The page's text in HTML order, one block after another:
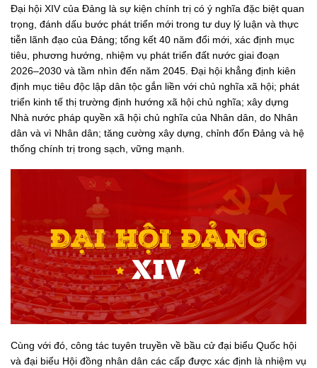
Đại hội XIV của Đảng là sự kiện chính trị có ý nghĩa đặc biệt quan
trọng, đánh dấu bước phát triển mới trong tư duy lý luận và thực
tiễn lãnh đạo của Đảng; tổng kết 40 năm đổi mới, xác định mục
tiêu, phương hướng, nhiệm vụ phát triển đất nước giai đoạn
2026–2030 và tầm nhìn đến năm 2045. Đại hội khẳng định kiên
định mục tiêu độc lập dân tộc gắn liền với chủ nghĩa xã hội; phát
triển kinh tế thị trường định hướng xã hội chủ nghĩa; xây dựng
Nhà nước pháp quyền xã hội chủ nghĩa của Nhân dân, do Nhân
dân và vì Nhân dân; tăng cường xây dựng, chỉnh đốn Đảng và hệ
thống chính trị trong sạch, vững mạnh.
Cùng với đó, công tác tuyên truyền về bầu cử đại biểu Quốc hội
và đại biểu Hội đồng nhân dân các cấp được xác định là nhiệm vụ